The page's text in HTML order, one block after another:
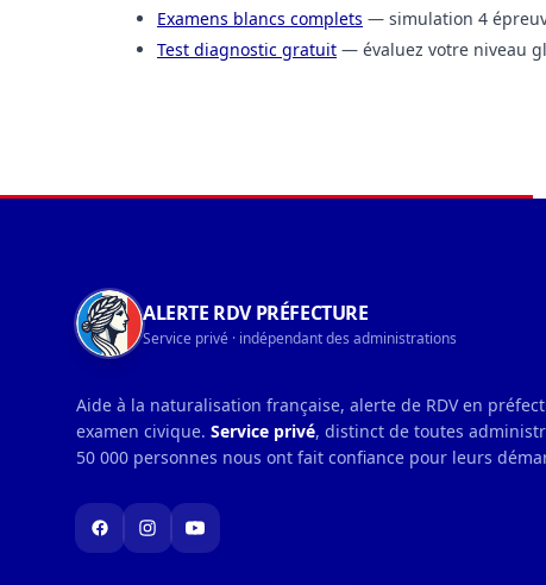
Examens blancs complets — simulation 4
Test diagnostic gratuit — évaluez votre niveau
ALERTE RDV PRÉFECTURE
Service privé · indépendant des administrations
Aide à la naturalisation française, alerte de RDV en
examen civique. Service privé, distinct de toutes
50 000 personnes nous ont fait confiance pour leurs